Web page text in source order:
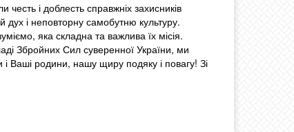
честь і доблесть справжніх захисників
дух і неповторну самобутню культуру.
яка складна та важлива їх місія.
Збройних Сил суверенної України, ми
і Ваші родини, нашу щиру подяку і повагу! Зі